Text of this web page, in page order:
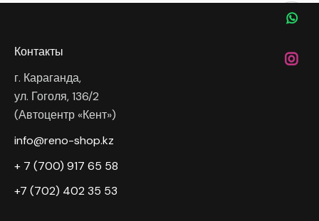
Контакты
г. Караганда,
ул. Гоголя, 136/2
(Автоцентр «Кент»)
info@reno-shop.kz
+ 7 (700) 917 65 58
+7 (702) 402 35 53